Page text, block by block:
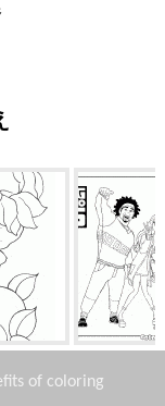
ヒ
of coloring